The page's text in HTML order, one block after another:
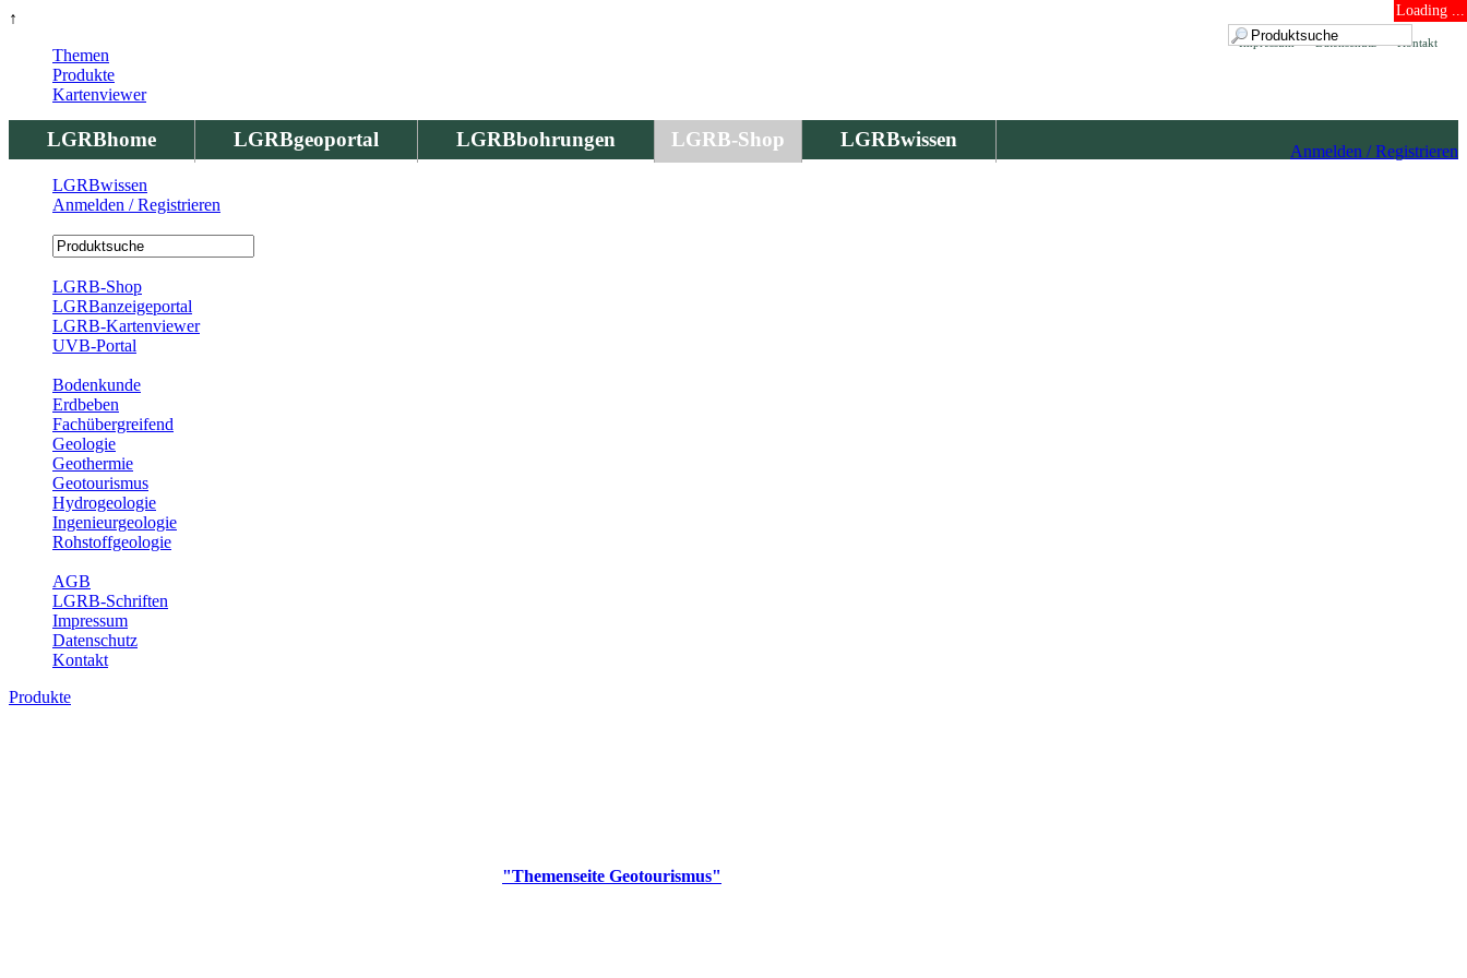
↑ Loading ...
Kontakt
Datenschutz
Impressum
LGRBhome LGRBgeoportal LGRBbohrungen LGRB-Shop LGRBwissen
Anmelden / Registrieren
Themen
Produkte
Kartenviewer
LGRBwissen
Anmelden / Registrieren
LGRB-Shop
LGRBanzeigeportal
LGRB-Kartenviewer
UVB-Portal
Bodenkunde
Erdbeben
Fachübergreifend
Geologie
Geothermie
Geotourismus
Hydrogeologie
Ingenieurgeologie
Rohstoffgeologie
AGB
LGRB-Schriften
Impressum
Datenschutz
Kontakt
Produkte
"Themenseite Geotourismus"